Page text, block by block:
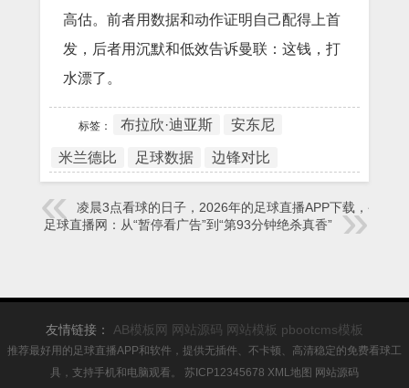
高估。前者用数据和动作证明自己配得上首
发，后者用沉默和低效告诉曼联：这钱，打
水漂了。
标签： 布拉欣·迪亚斯 安东尼
米兰德比 足球数据 边锋对比
凌晨3点看球的日子，2026年的足球直播APP下载，变了
足球直播网：从“暂停看广告”到“第93分钟绝杀真香”
友情链接： AB模板网 网站源码 网站模板 pbootcms模板
推荐最好用的足球直播APP和软件，提供无插件、不卡顿、高清稳定的免费看球工
具，支持手机和电脑观看。 苏ICP12345678 XML地图 网站源码